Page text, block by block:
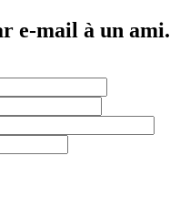
e-mail à un ami.